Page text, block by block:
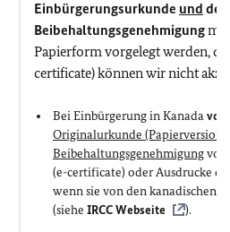
Einbürgerungsurkunde und
Beibehaltungsgenehmigung
Papierform vorgelegt werden,
certificate) können wir nicht
Bei Einbürgerung in Kanadavor
Originalurkunde (Papierversion)
Beibehaltungsgenehmigung
(e-certificate) oder Ausdrucke
wenn sie von den kanadischen
(siehe IRCC Webseite ).